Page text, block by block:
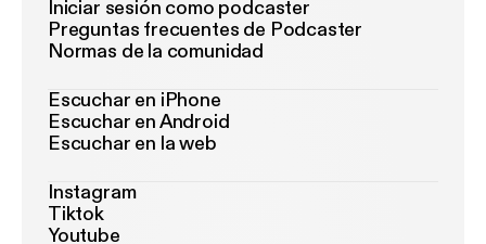
Iniciar sesión como podcaster
Preguntas frecuentes de Podcaster
Normas de la comunidad
Escuchar en iPhone
Escuchar en Android
Escuchar en la web
Instagram
Tiktok
Youtube